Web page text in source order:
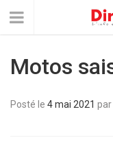
Motos
Posté le 4 mai 2021 par